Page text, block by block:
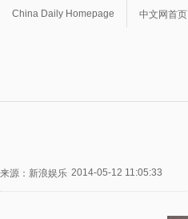
China Daily Homepage 中文网首页
来源：新浪娱乐 2014-05-12 11:05:33